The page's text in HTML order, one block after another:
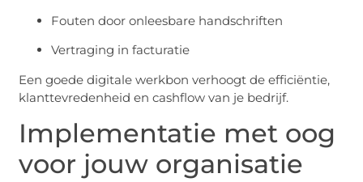
Fouten door onleesbare handschriften
Vertraging in facturatie
Een goede digitale werkbon verhoogt de efficiëntie,
klanttevredenheid en cashflow van je bedrijf.
Implementatie met oog
voor jouw organisatie